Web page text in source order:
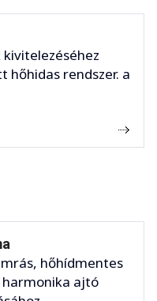
hőhidas rendszer. a
hőhídmentes
harmonika ajtó